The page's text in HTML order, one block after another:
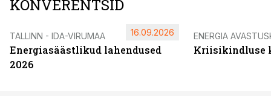
KONVERENTSID
TALLINN - IDA-VIRUMAA
Energiasäästlikud lahendused
2026
16.09.2026 ENERGIA
Kriisikindluse